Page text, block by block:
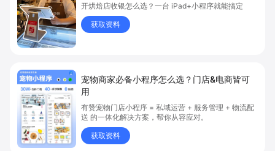
开烘焙店收银怎么选？一台 iPad+小程序就能搞定
获取资料
宠物商家必备小程序怎么选？门店&电商皆可
用
有赞宠物门店小程序 = 私域运营 + 服务管理 + 物流配
送 的一体化解决方案，帮你从容应对。
获取资料